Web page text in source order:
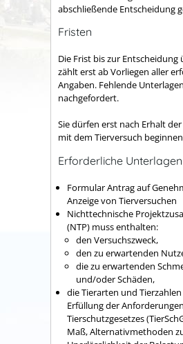
abschließende Entscheidung
Fristen
Die Frist bis zur Entscheidung
zählt erst ab Vorliegen aller
Angaben. Fehlende
nachgefordert.
Sie dürfen erst nach Erhalt
mit dem Tierversuch
Erforderliche Unterlagen
Formular Antrag auf
Anzeige von Tierversuchen
Nichttechnische
(NTP) muss enthalten:
den Versuchszweck,
den zu erwartenden
die zu erwartenden
und/oder Schäden,
die Tierarten und
Erfüllung der
Tierschutzgesetzes
Maß, Alternativmethoden